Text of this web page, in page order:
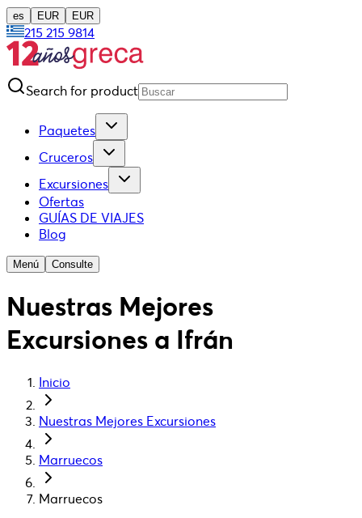
es EUR EUR
215 215 9814
Search for product
Paquetes
Cruceros
Excursiones
Ofertas
GUÍAS DE VIAJES
Blog
Menú Consulte
Nuestras Mejores
Excursiones a Ifrán
Inicio
Nuestras Mejores Excursiones
Marruecos
Marruecos